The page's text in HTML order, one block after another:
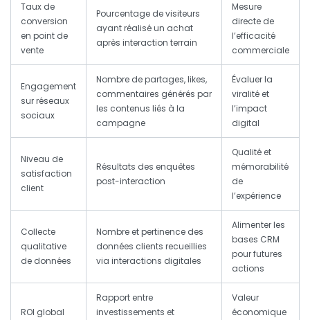
Taux de
conversion
en point de
vente
Pourcentage de visiteurs
ayant réalisé un achat
après interaction terrain
Mesure
directe de
l’efficacité
commerciale
Engagement
sur réseaux
sociaux
Nombre de partages, likes,
commentaires générés par
les contenus liés à la
campagne
Évaluer la
viralité et
l’impact
digital
Niveau de
satisfaction
client
Résultats des enquêtes
post-interaction
Qualité et
mémorabilité
de
l’expérience
Collecte
qualitative
de données
Nombre et pertinence des
données clients recueillies
via interactions digitales
Alimenter les
bases CRM
pour futures
actions
ROI global
Rapport entre
investissements et
Valeur
économique